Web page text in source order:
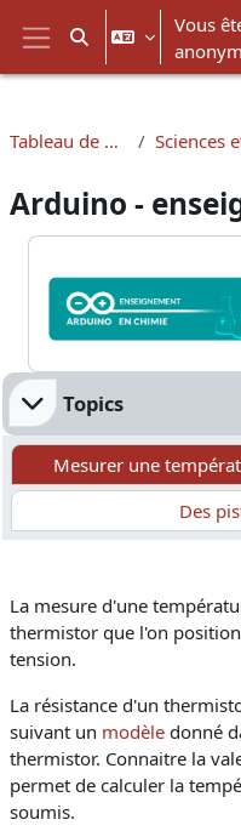
Passer au contenu principal
Panneau latéral
Activer/désactiver la
Vous
Tableau de bord
Arduino -
Blocs
Résumé de
Topics
Mesurer une
Des
La mesure d'une
thermistor que l'on
tension.
La résistance d'un
suivant un modèle donné
thermistor. Connaitre la
permet de calculer la
soumis.